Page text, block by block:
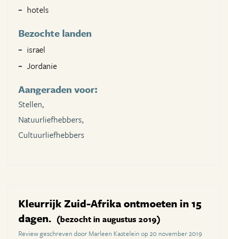
hotels
Bezochte landen
israel
Jordanie
Aangeraden voor:
Stellen,
Natuurliefhebbers,
Cultuurliefhebbers
Kleurrijk Zuid-Afrika ontmoeten in 15
dagen. (bezocht in augustus 2019)
Review geschreven door Marleen Kastelein op 20 november 2019